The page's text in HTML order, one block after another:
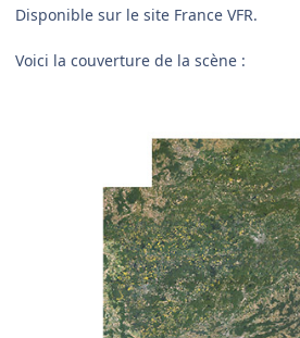
Disponible sur le site France VFR.
Voici la couverture de la scène :